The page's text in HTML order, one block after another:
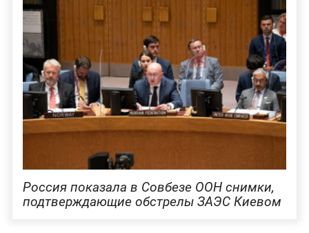
Россия показала в Совбезе ООН снимки,
подтверждающие обстрелы ЗАЭС Киевом